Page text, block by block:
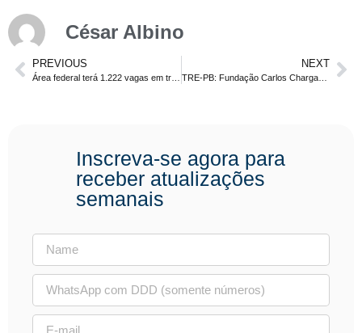
César Albino
PREVIOUS NEXT
TRE-PB: Fundação Carlos Chargas é oficializada como organizadora do concurso
Inscreva-se agora para
receber atualizações
semanais